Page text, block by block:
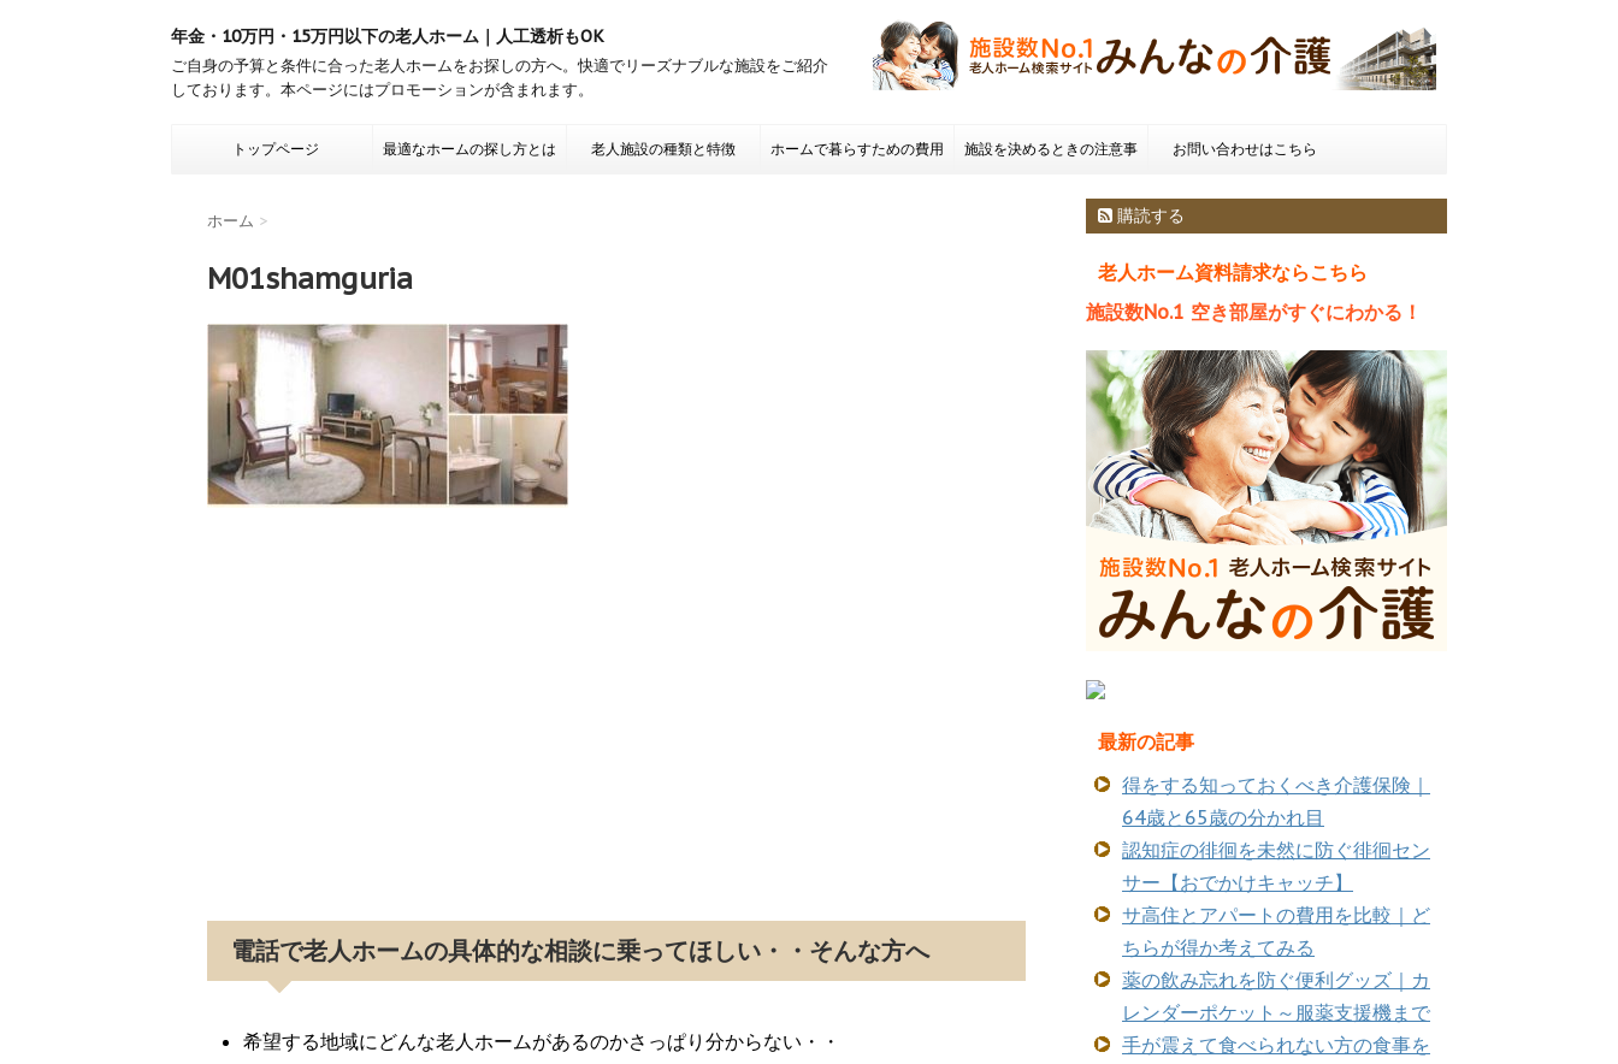
年金・10万円・15万円以下の老人ホーム｜人工透析もOK
ご自身の予算と条件に合った老人ホームをお探しの方へ。快適でリーズナブルな施設をご紹介
しております。本ページにはプロモーションが含まれます。
トップページ 最適なホームの探し方とは 老人施設の種類と特徴 ホームで暮らすための費用 施設を決めるときの注意事
項 老人ホームの種類とお金
お問い合わせはこちら
ホーム >
M01shamguria
電話で老人ホームの具体的な相談に乗ってほしい・・そんな方へ
希望する地域にどんな老人ホームがあるのかさっぱり分からない・・
購読する
老人ホーム資料請求ならこちら
施設数No.1 空き部屋がすぐにわかる！
最新の記事
得をする知っておくべき介護保険｜
64歳と65歳の分かれ目
認知症の徘徊を未然に防ぐ徘徊セン
サー【おでかけキャッチ】
サ高住とアパートの費用を比較｜ど
ちらが得か考えてみる
薬の飲み忘れを防ぐ便利グッズ｜カ
レンダーポケット～服薬支援機まで
手が震えて食べられない方の食事を